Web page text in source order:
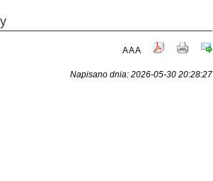
AAA
Napisano dnia: 2026-05-30 20:28:27